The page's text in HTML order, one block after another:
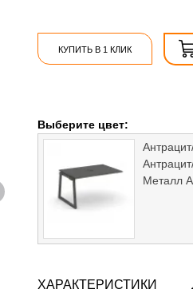
КУПИТЬ В 1 КЛИК
Выберите цвет:
Металл
ХАРАКТЕРИСТИКИ